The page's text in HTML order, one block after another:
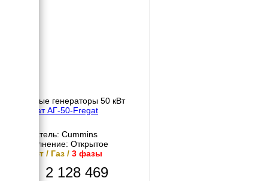
Газовые генераторы 50 кВт
Фрегат АГ-50-Fregat
Двигатель: Cummins
Исполнение: Открытое
50 кВт / Газ / 3 фазы
2 128 469